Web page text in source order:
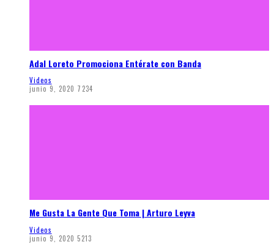
Adal Loreto Promociona Entérate con Banda
Videos
junio 9, 2020 7234
Me Gusta La Gente Que Toma | Arturo Leyva
Videos
junio 9, 2020 5213